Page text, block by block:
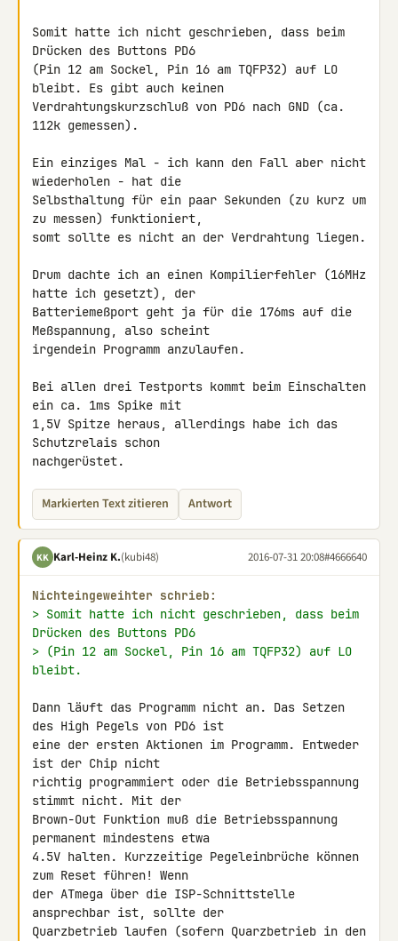
Somit hatte ich nicht geschrieben, dass beim
Drücken des Buttons PD6
(Pin 12 am Sockel, Pin 16 am TQFP32) auf LO
bleibt. Es gibt auch keinen
Verdrahtungskurzschluß von PD6 nach GND (ca.
112k gemessen).
Ein einziges Mal - ich kann den Fall aber nicht
wiederholen - hat die
Selbsthaltung für ein paar Sekunden (zu kurz um
zu messen) funktioniert,
somt sollte es nicht an der Verdrahtung liegen.
Drum dachte ich an einen Kompilierfehler (16MHz
hatte ich gesetzt), der
Batteriemeßport geht ja für die 176ms auf die
Meßspannung, also scheint
irgendein Programm anzulaufen.
Bei allen drei Testports kommt beim Einschalten
ein ca. 1ms Spike mit
1,5V Spitze heraus, allerdings habe ich das
Schutzrelais schon
nachgerüstet.
Markierten Text zitieren Antwort
KK Karl-Heinz K.(kubi48) 2016-07-31 20:08#4666640
Nichteingeweihter schrieb:
> Somit hatte ich nicht geschrieben, dass beim
Drücken des Buttons PD6
> (Pin 12 am Sockel, Pin 16 am TQFP32) auf LO
bleibt.
Dann läuft das Programm nicht an. Das Setzen
des High Pegels von PD6 ist
eine der ersten Aktionen im Programm. Entweder
ist der Chip nicht
richtig programmiert oder die Betriebsspannung
stimmt nicht. Mit der
Brown-Out Funktion muß die Betriebsspannung
permanent mindestens etwa
4.5V halten. Kurzzeitige Pegeleinbrüche können
zum Reset führen! Wenn
der ATmega über die ISP-Schnittstelle
ansprechbar ist, sollte der
Quarzbetrieb laufen (sofern Quarzbetrieb in den